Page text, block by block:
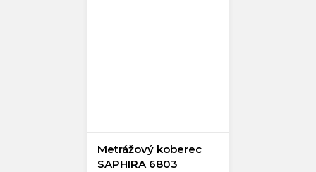
Metrážový koberec
SAPHIRA 6803